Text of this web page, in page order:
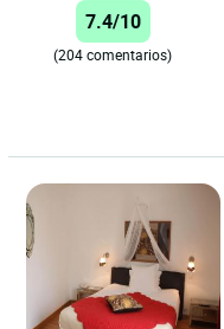
7.4/10
(204 comentarios)